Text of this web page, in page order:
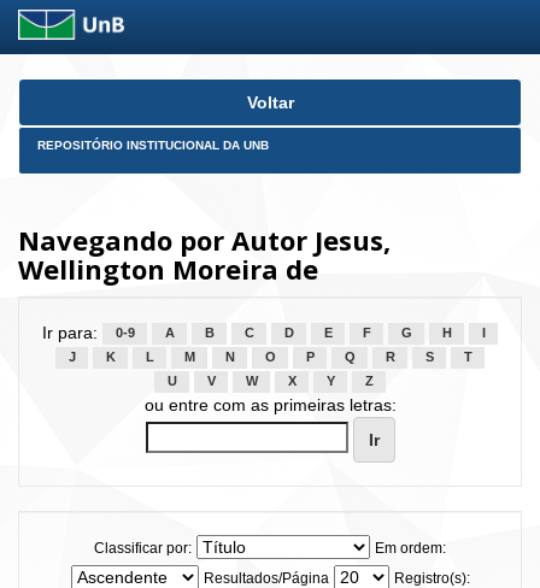
Skip
Voltar
REPOSITÓRIO INSTITUCIONAL DA UNB
Navegando por Autor Jesus,
Wellington Moreira de
Ir para: 0-9 A B C D E F G H
J
K L M N O P Q R S
T
U
V W X Y Z
ou entre com as primeiras letras:
Classificar por:
Em ordem:
Resultados/Página
Registro(s):